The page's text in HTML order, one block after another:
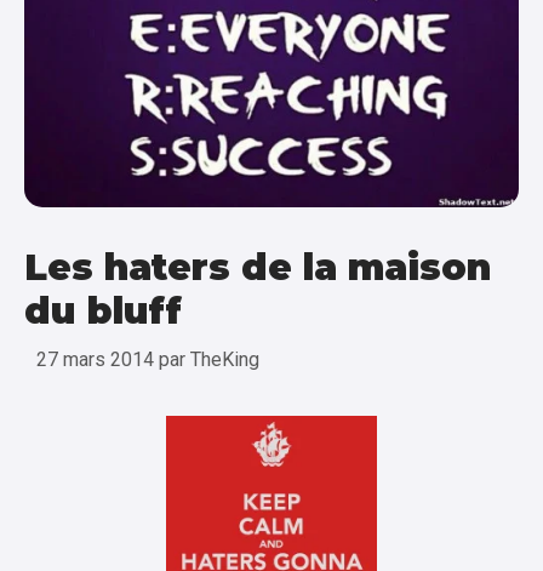
Les haters de la maison
du bluff
27 mars 2014 par TheKing